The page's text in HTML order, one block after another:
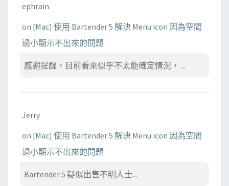
ephrain
on [Mac] 使用 Bartender 5 解決 Menu icon 因為空間
過小顯示不出來的問題
感謝提醒，目前看來似乎不太能確定情況， ...
Jerry
on [Mac] 使用 Bartender 5 解決 Menu icon 因為空間
過小顯示不出來的問題
Bartender 5 疑似出售不明人士...